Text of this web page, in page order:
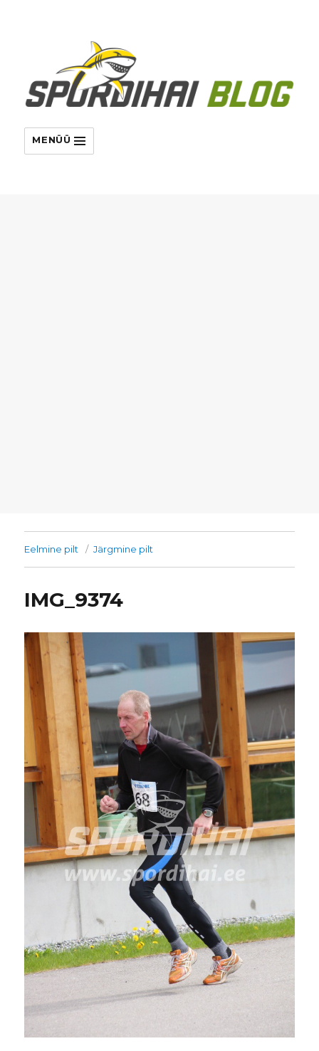
MENÜÜ
Eelmine pilt Järgmine pilt
IMG_9374